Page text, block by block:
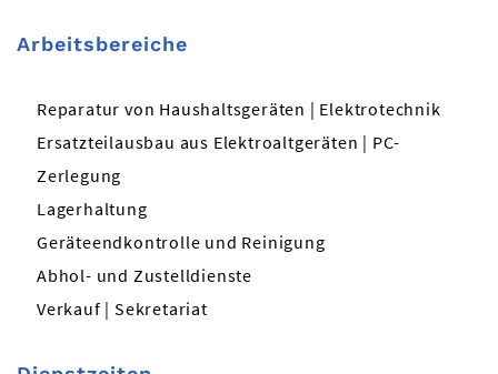
Arbeitsbereiche
Reparatur von Haushaltsgeräten | Elektrotechnik
Ersatzteilausbau aus Elektroaltgeräten | PC-
Zerlegung
Lagerhaltung
Geräteendkontrolle und Reinigung
Abhol- und Zustelldienste
Verkauf | Sekretariat